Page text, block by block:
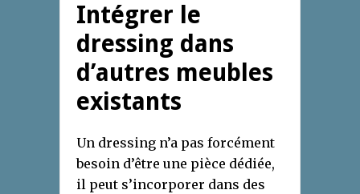
Intégrer le
dressing dans
d’autres meubles
existants
Un dressing n’a pas forcément
besoin d’être une pièce dédiée,
il peut s’incorporer dans des